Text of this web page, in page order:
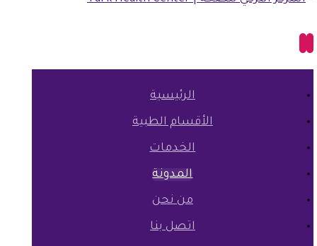
الرئيسية
الأقسام الطبية
الخدمات
المدونة
من نحن
اتصل بنا